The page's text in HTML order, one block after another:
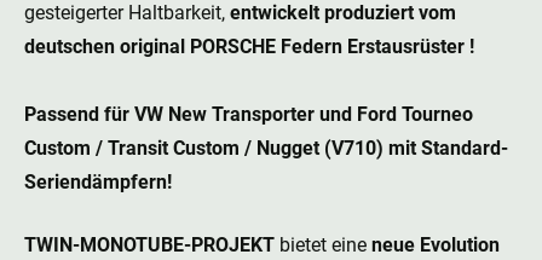
gesteigerter Haltbarkeit, entwickelt produziert vom
deutschen original PORSCHE Federn Erstausrüster !
Passend für VW New Transporter und Ford Tourneo
Custom / Transit Custom / Nugget (V710) mit Standard-
Seriendämpfern!
TWIN-MONOTUBE-PROJEKT bietet eine neue Evolution